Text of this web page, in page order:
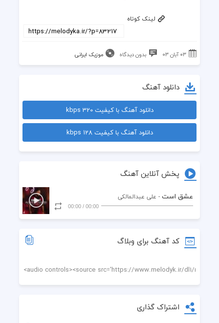
لینک کوتاه
۰۳ آبان ۰۳ بدون دیدگاه موزیک ایرانی
دانلود آهنگ
دانلود آهنگ با کیفیت 320 kbps
دانلود آهنگ با کیفیت 128 kbps
پخش آنلاین آهنگ
عشق است - علی عبدالمالکی
00:00
/
00:00
کد آهنگ برای وبلاگ
اشتراک گذاری